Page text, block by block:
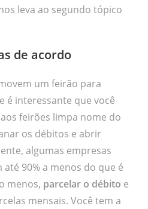
leva ao segundo tópico
de acordo
um feirão para
é interessante que você
feirões limpa nome do
os débitos e abrir
algumas empresas
90% a menos do que é
menos, parcelar o débito e
mensais. Você tem a